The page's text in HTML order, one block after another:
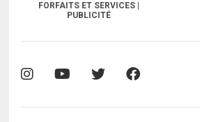
FORFAITS ET SERVICES |
PUBLICITÉ